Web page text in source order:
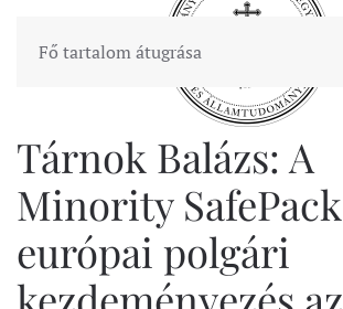
Fő tartalom átugrása
Tárnok Balázs: A
Minority SafePack
európai polgári